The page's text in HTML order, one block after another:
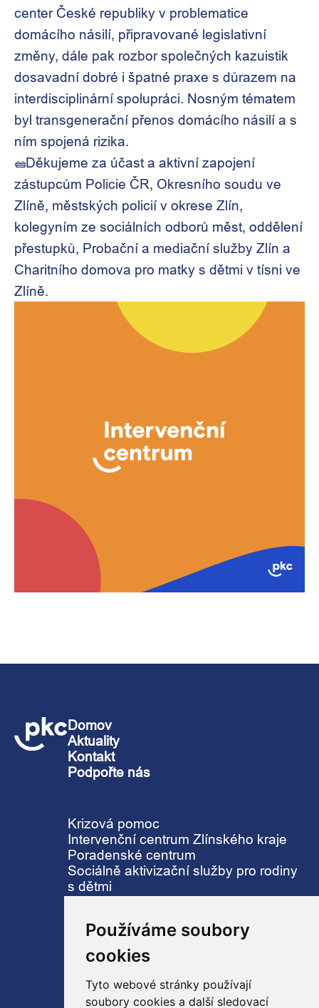
Používáme soubory
cookies
Tyto webové stránky používají
soubory cookies a další sledovací
center České republiky v problematice
domácího násilí, připravované legislativní
změny, dále pak rozbor společných kazuistik
dosavadní dobré i špatné praxe s důrazem na
interdisciplinární spolupráci. Nosným tématem
byl transgenerační přenos domácího násilí a s
ním spojená rizika.
Děkujeme za účast a aktivní zapojení
zástupcům Policie ČR, Okresního soudu ve
Zlíně, městských policií v okrese Zlín,
kolegyním ze sociálních odborů měst, oddělení
přestupků, Probační a mediační služby Zlín a
Charitního domova pro matky s dětmi v tísni ve
Zlíně.
Domov
Aktuality
Kontakt
Podpořte nás
Krizová pomoc
Intervenční centrum Zlínského kraje
Poradenské centrum
Sociálně aktivizační služby pro rodiny
s dětmi
Centrum náhradní rodinné péče
původní